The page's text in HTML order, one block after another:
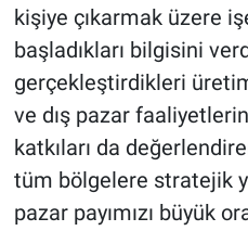
kişiye çıkarmak üzere
başladıkları bilgisini
gerçekleştirdikleri
ve dış pazar
katkıları da
tüm bölgelere stratejik
pazar payımızı büyük